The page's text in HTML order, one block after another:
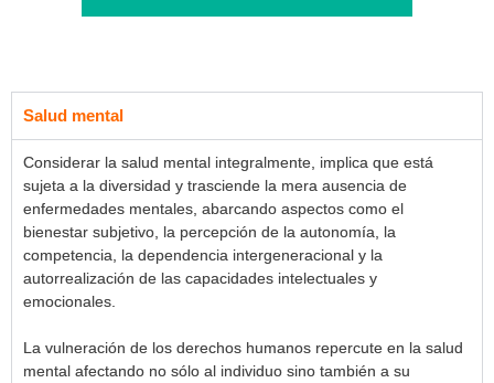
Salud mental
Considerar la salud mental integralmente, implica que está
sujeta a la diversidad y trasciende la mera ausencia de
enfermedades mentales, abarcando aspectos como el
bienestar subjetivo, la percepción de la autonomía, la
competencia, la dependencia intergeneracional y la
autorrealización de las capacidades intelectuales y
emocionales.
La vulneración de los derechos humanos repercute en la salud
mental afectando no sólo al individuo sino también a su